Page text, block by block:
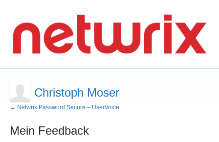
Christoph Moser
← Netwrix Password Secure – UserVoice
Mein Feedback